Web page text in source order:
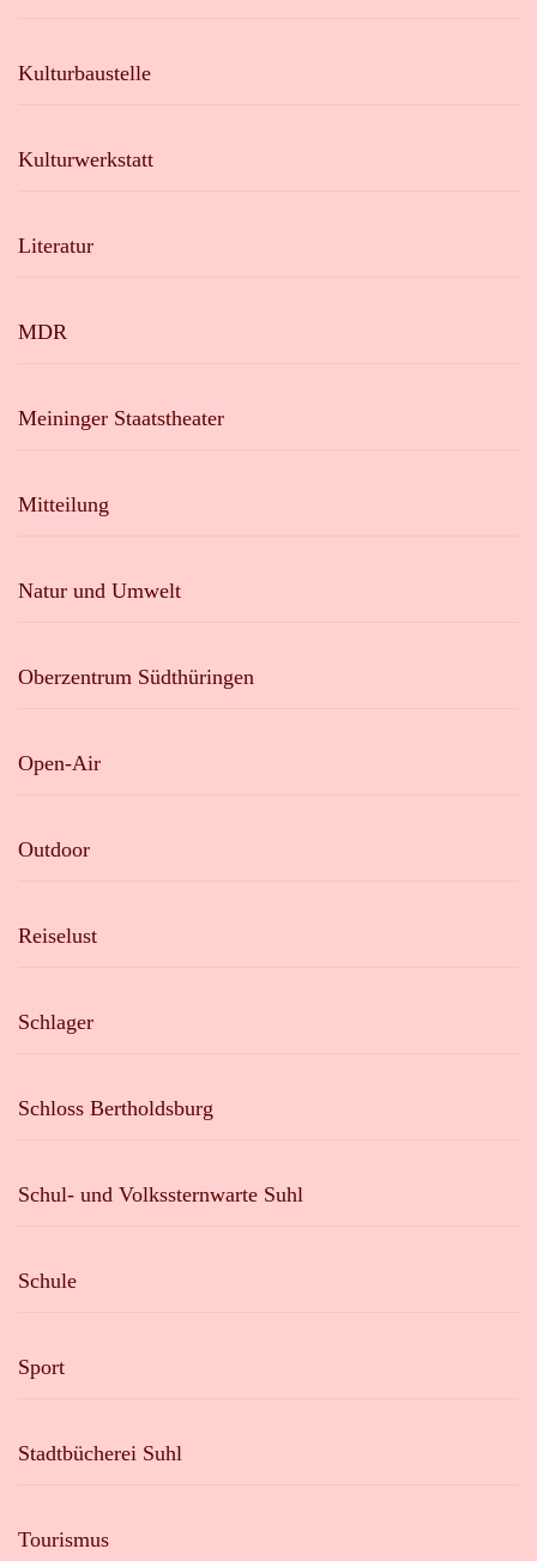
Kulturbaustelle
Kulturwerkstatt
Literatur
MDR
Meininger Staatstheater
Mitteilung
Natur und Umwelt
Oberzentrum Südthüringen
Open-Air
Outdoor
Reiselust
Schlager
Schloss Bertholdsburg
Schul- und Volkssternwarte Suhl
Schule
Sport
Stadtbücherei Suhl
Tourismus